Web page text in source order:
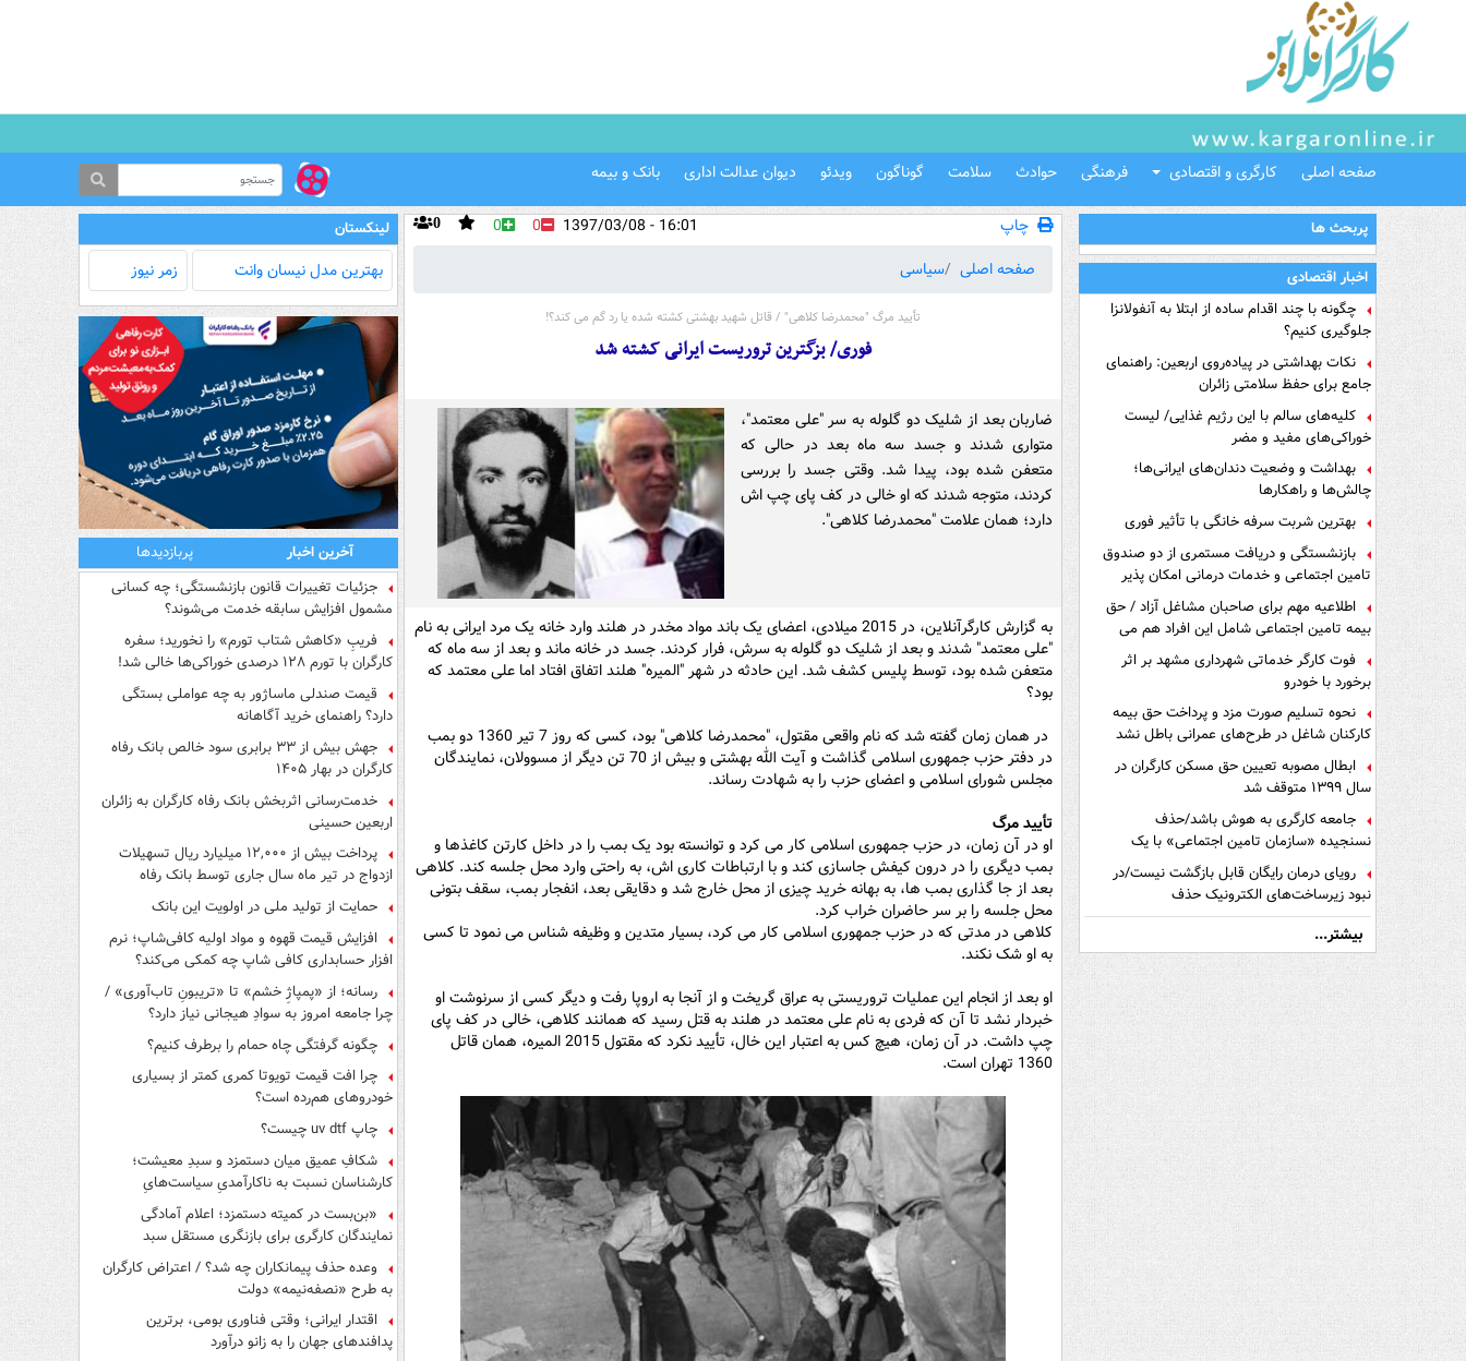
صفحه اصلی کارگری و اقتصادی فرهنگی حوادث سلامت گوناگون ویدئو دیوان عدالت اداری بانک و بیمه
پربحث ها
اخبار اقتصادی
چگونه با چند اقدام ساده از ابتلا به آنفولانزا
جلوگیری کنیم؟
نکات بهداشتی در پیاده‌روی اربعین: راهنمای
جامع برای حفظ سلامتی زائران
کلیه‌های سالم با این رژیم غذایی/ لیست
خوراکی‌های مفید و مضر
بهداشت و وضعیت دندان‌های ایرانی‌ها؛
چالش‌ها و راهکارها
بهترین شربت سرفه خانگی با تأثیر فوری
بازنشستگی و دریافت مستمری از دو صندوق
تامین اجتماعی و خدمات درمانی امکان پذیر
است ؟
اطلاعیه مهم برای صاحبان مشاغل آزاد / حق
بیمه تامین اجتماعی شامل این افراد هم می
شودفوت کارگر خدماتی شهرداری مشهد بر اثر
برخورد با خودرو
نحوه تسلیم صورت مزد و پرداخت حق بیمه
کارکنان شاغل در طرح‌های عمرانی باطل نشد
ابطال مصوبه تعیین حق مسکن کارگران در
سال ۱۳۹۹ متوقف شد
جامعه کارگری به هوش باشد/حذف
نسنجیده «سازمان تامین اجتماعی» با یک
تفاهم نامه!
رویای درمان رایگان قابل بازگشت نیست/در
نبود زیرساخت‌های الکترونیک حذف
دفترچه‌های بیمه اشتباه مضاعف است
بیشتر...
چاپ 0 0 0
16:01 - 1397/03/08
صفحه اصلی
سیاسی
تأیید مرگ "محمدرضا کلاهی" / قاتل شهید بهشتی کشته شده یا رد گم می کند؟!
فوری/ بزگترین تروریست ایرانی کشته شد
ضاربان بعد از شلیک دو گلوله به سر "علی معتمد"،
متواری شدند و جسد سه ماه بعد در حالی که
متعفن شده بود، پیدا شد. وقتی جسد را بررسی
کردند، متوجه شدند که او خالی در کف پای چپ اش
دارد؛ همان علامت "محمدرضا کلاهی".
به گزارش کارگرآنلاین، در 2015 میلادی، اعضای یک باند مواد مخدر در هلند وارد خانه یک مرد ایرانی به نام
"علی معتمد" شدند و بعد از شلیک دو گلوله به سرش، فرار کردند. جسد در خانه ماند و بعد از سه ماه که
متعفن شده بود، توسط پلیس کشف شد. این حادثه در شهر "المیره" هلند اتفاق افتاد اما علی معتمد که
بود؟
در همان زمان گفته شد که نام واقعی مقتول، "محمدرضا کلاهی" بود، کسی که روز 7 تیر 1360 دو بمب
در دفتر حزب جمهوری اسلامی گذاشت و آیت الله بهشتی و بیش از 70 تن دیگر از مسوولان، نمایندگان
مجلس شورای اسلامی و اعضای حزب را به شهادت رساند.
تأیید مرگ
او در آن زمان، در حزب جمهوری اسلامی کار می کرد و توانسته بود یک بمب را در داخل کارتن کاغذها و
بمب دیگری را در درون کیفش جاسازی کند و با ارتباطات کاری اش، به راحتی وارد محل جلسه کند. کلاهی
بعد از جا گذاری بمب ها، به بهانه خرید چیزی از محل خارج شد و دقایقی بعد، انفجار بمب، سقف بتونی
محل جلسه را بر سر حاضران خراب کرد.
کلاهی در مدتی که در حزب جمهوری اسلامی کار می کرد، بسیار متدین و وظیفه شناس می نمود تا کسی
به او شک نکند.
او بعد از انجام این عملیات تروریستی به عراق گریخت و از آنجا به اروپا رفت و دیگر کسی از سرنوشت او
خبردار نشد تا آن که فردی به نام علی معتمد در هلند به قتل رسید که همانند کلاهی، خالی در کف پای
چپ داشت. در آن زمان، هیچ کس به اعتبار این خال، تأیید نکرد که مقتول 2015 المیره، همان قاتل
1360 تهران است.
لینکستان
بهترین مدل‌ نیسان وانت زمر نیوز
آخرین اخبار
پربازدیدها
جزئیات تغییرات قانون بازنشستگی؛ چه کسانی
مشمول افزایش سابقه خدمت می‌شوند؟
فریبِ «کاهش شتاب تورم» را نخورید؛ سفره
کارگران با تورم ۱۲۸ درصدی خوراکی‌ها خالی شد!
قیمت صندلی ماساژور به چه عواملی بستگی
دارد؟ راهنمای خرید آگاهانه
جهش بیش از ۳۳ برابری سود خالص بانک رفاه
کارگران در بهار ۱۴۰۵
خدمت‌رسانی اثربخش بانک رفاه کارگران به زائران
اربعین حسینی
پرداخت بیش از ۱۲,۰۰۰ میلیارد ریال تسهیلات
ازدواج در تیر ماه سال جاری توسط بانک رفاه
کارگران
حمایت از تولید ملی در اولویت این بانک
افزایش قیمت قهوه و مواد اولیه کافی‌شاپ؛ نرم
افزار حسابداری کافی شاپ چه کمکی می‌کند؟
رسانه؛ از «پمپاژِ خشم» تا «تریبونِ تاب‌آوری» /
چرا جامعه امروز به سوادِ هیجانی نیاز دارد؟
چگونه گرفتگی چاه حمام را برطرف کنیم؟
چرا افت قیمت تویوتا کمری کمتر از بسیاری
خودروهای هم‌رده است؟
چاپ uv dtf چیست؟
شکافِ عمیق میان دستمزد و سبدِ معیشت؛
کارشناسان نسبت به ناکارآمدیِ سیاست‌هایِ
حمایتی هشدار دادند
«بن‌بست در کمیته دستمزد؛ اعلام آمادگی
نمایندگان کارگری برای بازنگری مستقل سبد
وعده حذف پیمانکاران چه شد؟ / اعتراض کارگران
به طرح «نصفه‌نیمه» دولت
اقتدار ایرانی؛ وقتی فناوری بومی، برترین
پدافندهای جهان را به زانو درآورد